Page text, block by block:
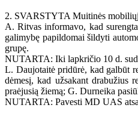
2. SVARSTYTA Muitinės
A. Ritvas informavo, kad
galimybę papildomai šildyti
grupę.
NUTARTA: Iki lapkričio 10 d.
L. Daujotaitė pridūrė, kad galbūt
dėmesį, kad užsakant drabužius
praėjusią žiemą; G. Durneika
NUTARTA: Pavesti MD UAS